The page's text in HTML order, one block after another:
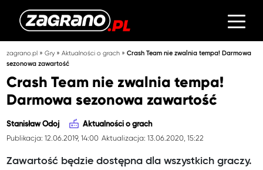
zagrano.pl »Gry»Aktualności o grach »Crash Team nie zwalnia tempa! Darmowa
sezonowa zawartość
Crash Team nie zwalnia tempa!
Darmowa sezonowa zawartość
Stanisław Odoj Aktualności o grach
Publikacja: 12.06.2019, 14:00 Aktualizacja: 13.06.2020, 15:22
Zawartość będzie dostępna dla wszystkich graczy.